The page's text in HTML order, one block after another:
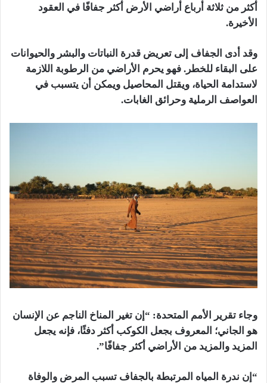
أكثر من ثلاثة أرباع أراضي الأرض أكثر جفافًا في العقود
الأخيرة.
وقد أدى الجفاف إلى تعريض قدرة النباتات والبشر والحيوانات
على البقاء للخطر. فهو يحرم الأراضي من الرطوبة اللازمة
لاستدامة الحياة، ويقتل المحاصيل ويمكن أن يتسبب في
العواصف الرملية وحرائق الغابات.
وجاء تقرير الأمم المتحدة: “إن تغير المناخ الناجم عن الإنسان
هو الجاني؛ المعروف بجعل الكوكب أكثر دفئًا، فإنه يجعل
المزيد والمزيد من الأراضي أكثر جفافًا”.
“إن ندرة المياه المرتبطة بالجفاف تسبب المرض والوفاة